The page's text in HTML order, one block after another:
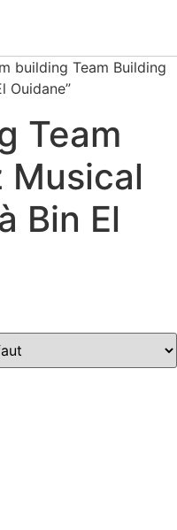
building Team Building
Ouidane”
Team
Musical
Bin El